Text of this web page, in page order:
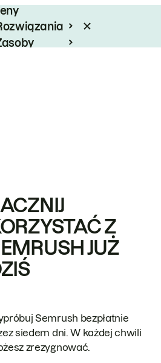
Z
JUŻ
Semrush bezpłatnie
siedem dni. W każdej chwili
zrezygnować.